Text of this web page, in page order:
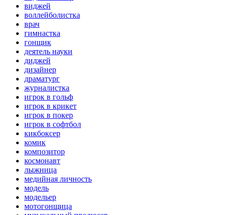
виджей
воллейболистка
врач
гимнастка
гонщик
деятель науки
диджей
дизайнер
драматург
журналистка
игрок в гольф
игрок в крикет
игрок в покер
игрок в софтбол
кикбоксер
комик
композитор
космонавт
лыжница
медийная личность
модель
модельер
мотогонщица